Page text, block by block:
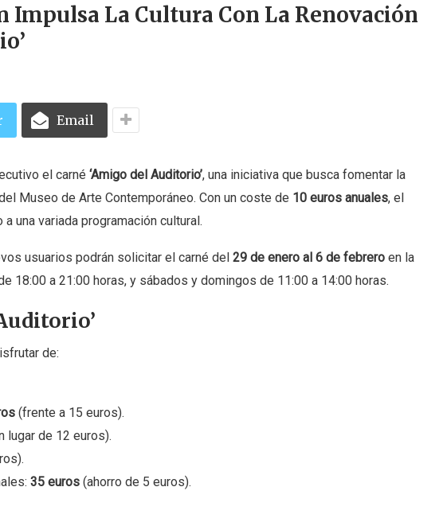
Impulsa La Cultura Con La Renovación
Email
el carné ‘Amigo del Auditorio’, una iniciativa que busca fomentar la
Museo de Arte Contemporáneo. Con un coste de 10 euros anuales, el
una variada programación cultural.
usuarios podrán solicitar el carné del 29 de enero al 6 de febrero en la
18:00 a 21:00 horas, y sábados y domingos de 11:00 a 14:00 horas.
de:
(frente a 15 euros).
lugar de 12 euros).
35 euros (ahorro de 5 euros).